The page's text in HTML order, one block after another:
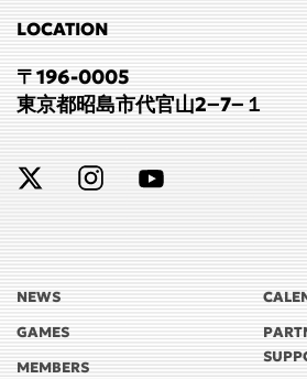
LOCATION
〒196-0005
東京都昭島市代官山2−7−１
NEWS
GAMES
MEMBERS